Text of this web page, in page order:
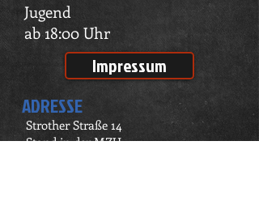
Jugend
ab 18:00 Uhr
Impressum
ADRESSE
Strother Straße 14
Stand in der MZH